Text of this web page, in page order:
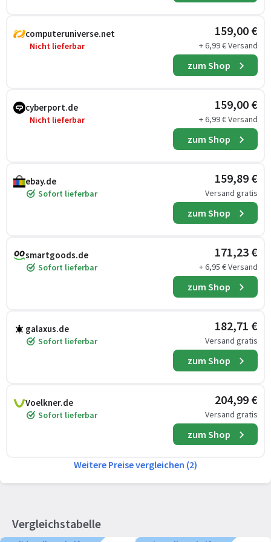
computeruniverse.net
Nicht lieferbar
159,00 €
+ 6,99 € Versand
zum Shop
cyberport.de
Nicht lieferbar
159,00 €
+ 6,99 € Versand
zum Shop
ebay.de
Sofort lieferbar
159,89 €
Versand gratis
zum Shop
smartgoods.de
Sofort lieferbar
171,23 €
+ 6,95 € Versand
zum Shop
galaxus.de
Sofort lieferbar
182,71 €
Versand gratis
zum Shop
Voelkner.de
Sofort lieferbar
204,99 €
Versand gratis
zum Shop
Weitere Preise vergleichen (2)
Vergleichstabelle